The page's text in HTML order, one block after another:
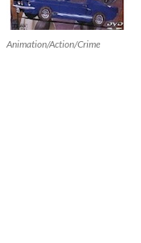
Animation/Action/Crime